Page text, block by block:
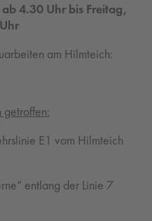
4.30 Uhr bis Freitag,
am Hilmteich:
E1 vom Hilmteich
entlang der Linie 7